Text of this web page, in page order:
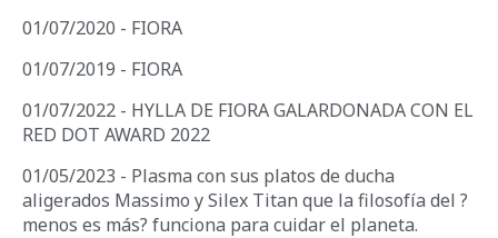
01/07/2020 - FIORA
01/07/2019 - FIORA
01/07/2022 - HYLLA DE FIORA GALARDONADA CON EL
RED DOT AWARD 2022
01/05/2023 - Plasma con sus platos de ducha
aligerados Massimo y Silex Titan que la filosofía del ?
menos es más? funciona para cuidar el planeta.